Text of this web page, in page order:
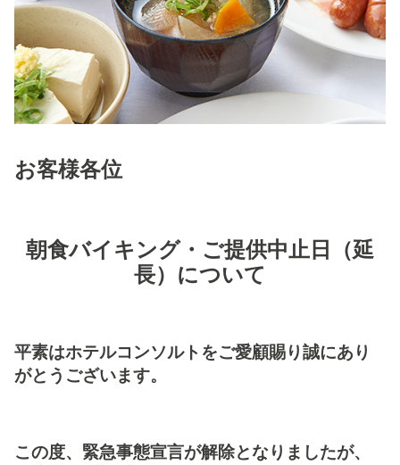
お客様各位
朝食バイキング・ご提供中止日（延
長）について
平素はホテルコンソルトをご愛顧賜り誠にあり
がとうございます。
この度、緊急事態宣言が解除となりましたが、